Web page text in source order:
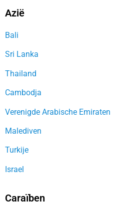
Azië
Bali
Sri Lanka
Thailand
Cambodja
Verenigde Arabische Emiraten
Malediven
Turkije
Israel
Caraïben